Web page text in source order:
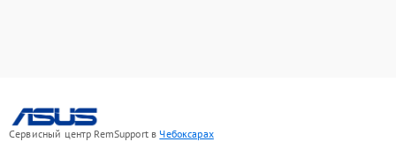
Сервисный центр RemSupport вЧебоксарах